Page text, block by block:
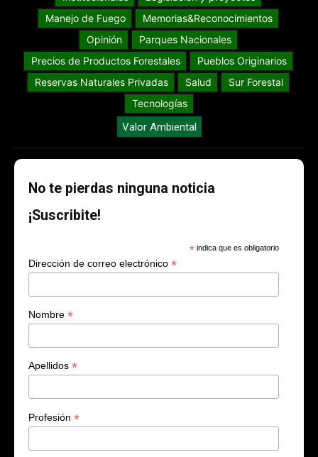
Manejo de Fuego
Memorias&Reconocimientos
Opinión
Parques Nacionales
Precios de Productos Forestales
Pueblos Originarios
Reservas Naturales Privadas
Salud
Sur Forestal
Tecnologías
Valor Ambiental
No te pierdas ninguna noticia
¡Suscribite!
* indica que es obligatorio
Dirección de correo electrónico *
Nombre *
Apellidos *
Profesión *